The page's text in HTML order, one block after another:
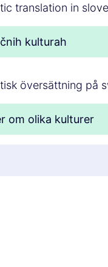
translation in
kulturah
översättning på
om olika kulturer